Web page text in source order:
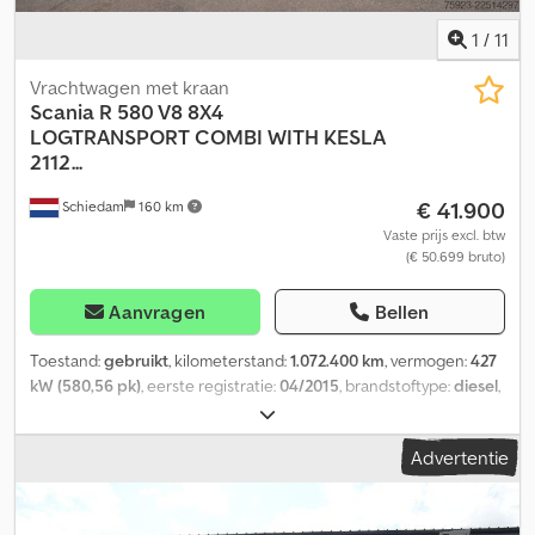
1 / 11
Schiedam 160 km
Vrachtwagen met kraan
Scania R 580 V8 8X4
LOGTRANSPORT COMBI WITH KESLA
2112...
€ 41.900
Vaste prijs excl. btw
(€ 50.699 bruto)
Aanvragen Bellen
Toestand:gebruikt, kilometerstand:1.072.400 km, vermogen:427
kW (580,56 pk), eerste registratie:04/2015, brandstoftype:diesel,
, asconfiguratie:
diesel, bestuurderscabine:slaapcabine, soort overbrenging:
lucht , Bouwjaar:
airconditioning, centrale vergrendeling, cruise control,
Advertentie